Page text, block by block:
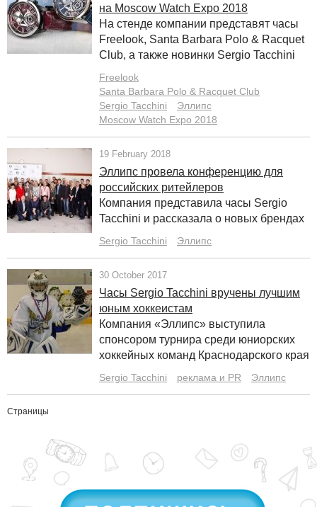
на Moscow Watch Expo 2018
На стенде компании представят часы
Freelook, Sаnta Barbara Polo & Racquet
Club, а также новинки Sergio Tacchini
Freelook
Sаnta Barbara Polo & Racquet Club
Sergio Tacchini
Эллипс
Moscow Watch Expo 2018
19 February 2018
Эллипс провела конференцию для
российских ритейлеров
Компания представила часы Sergio
Tacchini и рассказала о новых брендах
Sergio Tacchini Эллипс
30 October 2017
Часы Sergio Tacchini вручены лучшим
юным хоккеистам
Компания «Эллипс» выступила
спонсором турнира среди юниорских
хоккейных команд Краснодарского края
Sergio Tacchini реклама и PR Эллипс
Страницы